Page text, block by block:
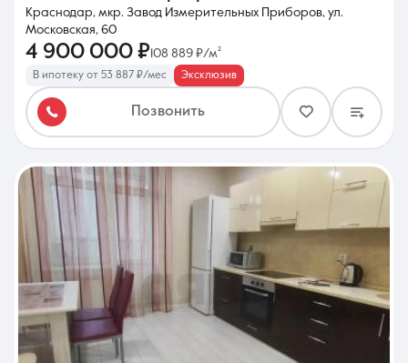
Краснодар, мкр. Завод Измерительных Приборов, ул.
Московская, 60
4 900 000 ₽ 108 889 ₽/м²
В ипотеку от 53 887 ₽/мес Эксклюзив
Позвонить